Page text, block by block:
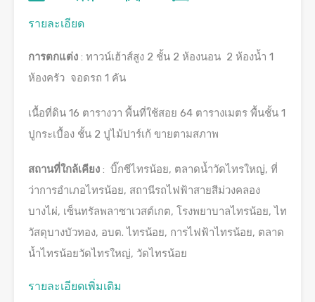
รายละเอียด
การตกแต่ง : ทาวน์เฮ้าส์สูง 2 ชั้น 2 ห้องนอน 2 ห้องน้ำ 1
ห้องครัว จอดรถ 1 คัน
เนื้อที่ดิน 16 ตารางวา พื้นที่ใช้สอย 64 ตารางเมตร พื้นชั้น 1
ปูกระเบื้อง ชั้น 2 ปูไม้ปาร์เก้ ขายตามสภาพ
สถานที่ใกล้เคียง : บิ๊กซีไทรน้อย, ตลาดน้ำวัดไทรใหญ่, ที่
ว่าการอำเภอไทรน้อย, สถานีรถไฟฟ้าสายสีม่วงคลอง
บางไผ่, เซ็นทรัลพลาซาเวสต์เกต, โรงพยาบาลไทรน้อย, ไท
วัสดุบางบัวทอง, อบต. ไทรน้อย, การไฟฟ้าไทรน้อย, ตลาด
น้ำไทรน้อยวัดไทรใหญ่, วัดไทรน้อย
รายละเอียดเพิ่มเติม